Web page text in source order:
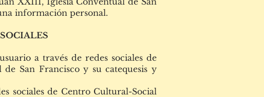
información personal.
a través de redes sociales de
San Francisco y su catequesis y
sociales de Centro Cultural-Social